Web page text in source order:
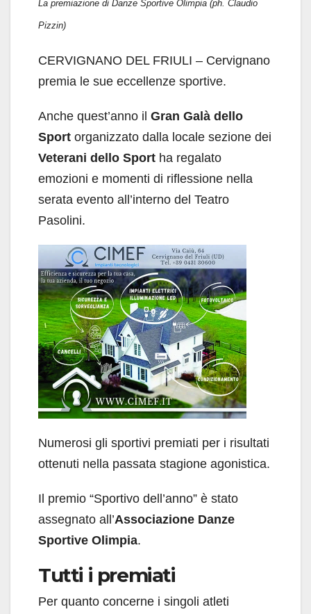
La premiazione di Danze Sportive Olimpia (ph. Claudio
Pizzin)
CERVIGNANO DEL FRIULI – Cervignano
premia le sue eccellenze sportive.
Anche quest’anno il Gran Galà dello
Sport organizzato dalla locale sezione dei
Veterani dello Sport ha regalato
emozioni e momenti di riflessione nella
serata evento all’interno del Teatro
Pasolini.
Numerosi gli sportivi premiati per i risultati
ottenuti nella passata stagione agonistica.
Il premio “Sportivo dell’anno” è stato
assegnato all’Associazione Danze
Sportive Olimpia.
Tutti i premiati
Per quanto concerne i singoli atleti